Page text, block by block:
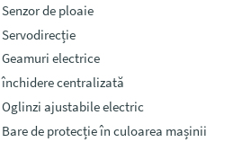
Senzor de ploaie
Servodirecție
Geamuri electrice
închidere centralizată
Oglinzi ajustabile electric
Bare de protecție în culoarea mașinii